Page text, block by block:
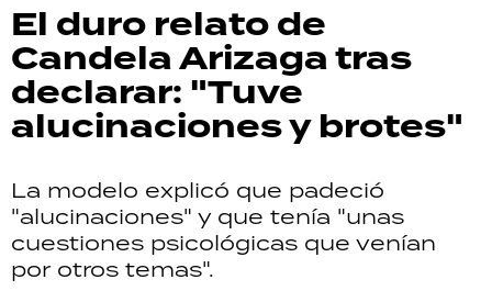
El duro relato de
Candela Arizaga tras
declarar: "Tuve
alucinaciones y brotes"
La modelo explicó que padeció
"alucinaciones" y que tenía "unas
cuestiones psicológicas que venían
por otros temas".